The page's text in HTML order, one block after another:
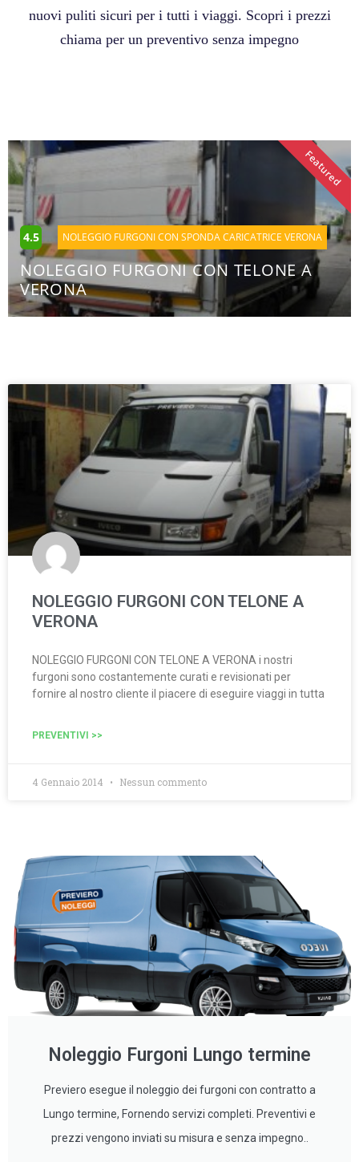
nuovi puliti sicuri per i tutti i viaggi. Scopri i prezzi
chiama per un preventivo senza impegno
Featured
4.5 NOLEGGIO FURGONI CON SPONDA CARICATRICE VERONA
NOLEGGIO FURGONI CON TELONE A
VERONA
NOLEGGIO FURGONI CON TELONE A
VERONA
NOLEGGIO FURGONI CON TELONE A VERONA i nostri
furgoni sono costantemente curati e revisionati per
fornire al nostro cliente il piacere di eseguire viaggi in tutta
PREVENTIVI >>
4 Gennaio 2014 Nessun commento
Noleggio Furgoni Lungo termine
Previero esegue il noleggio dei furgoni con contratto a
Lungo termine, Fornendo servizi completi. Preventivi e
prezzi vengono inviati su misura e senza impegno..